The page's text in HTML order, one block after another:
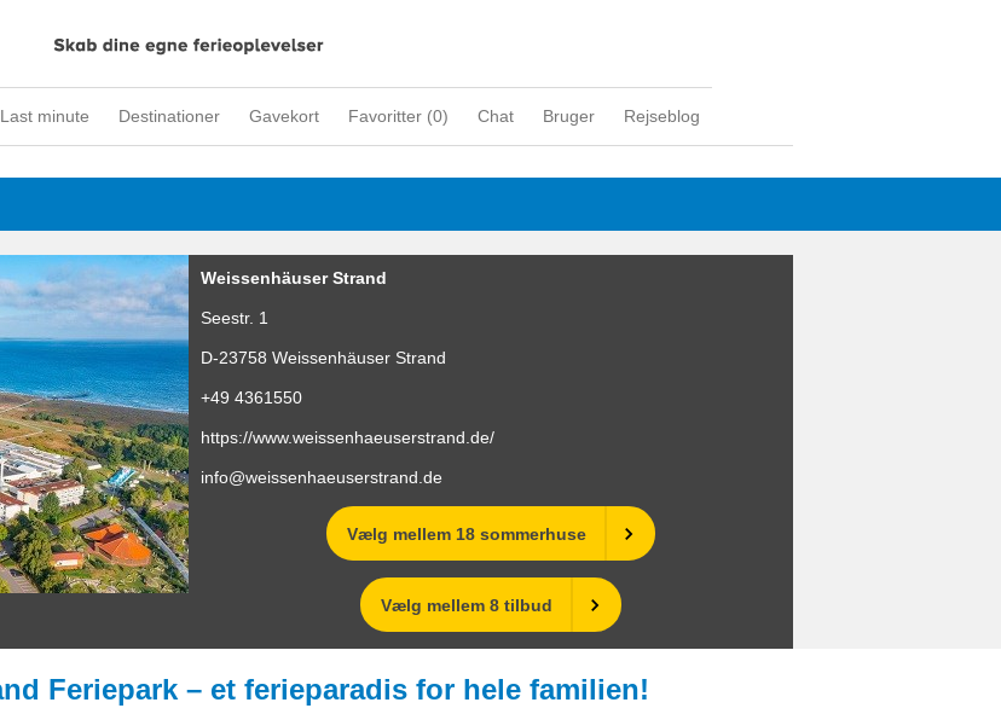
Last minute Destinationer Gavekort Favoritter (0) Chat Bruger Rejseblog
Weissenhäuser Strand
Seestr. 1
D-23758 Weissenhäuser Strand
+49 4361550
https://www.weissenhaeuserstrand.de/
info@weissenhaeuserstrand.de
Vælg mellem 18 sommerhuse
Vælg mellem 8 tilbud
Feriepark – et ferieparadis for hele familien!